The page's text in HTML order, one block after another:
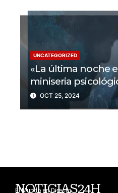
UNCATEGORIZED
«La última noche
miniseria
trama?
OCT 25, 2024
NOTICIAS24H
El Mundo en Directo